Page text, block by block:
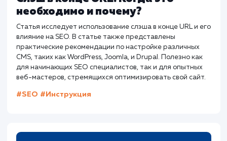
Слэш в конце URL: Когда это
влияние на SEO. В статье также представлены